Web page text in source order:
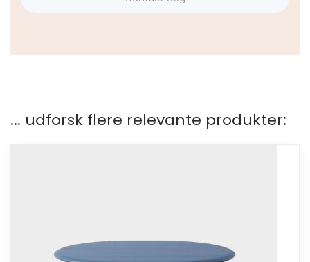
... udforsk flere relevante produkter: